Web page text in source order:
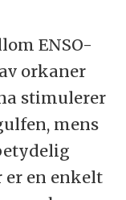
ENSO-
orkaner
stimulerer
mens
er en enkelt